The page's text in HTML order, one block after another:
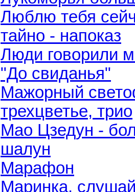
Люблю тебя
тайно - напоказ
Люди говорили
"До свиданья"
Мажорный
трехцветье, трио
Мао Цзедун -
шалун
Марафон
Маринка,